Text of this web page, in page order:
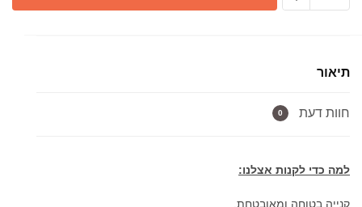
למטבח
תיאור
חוות דעת 0
למה כדי לקנות אצלנו:
קנייה בטוחה ומאובטחת.